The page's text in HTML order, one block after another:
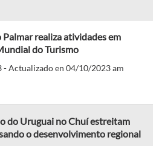
realiza atividades em
do Turismo
Actualizado en 04/10/2023 am
do Uruguai no Chuí estreitam
o desenvolvimento regional